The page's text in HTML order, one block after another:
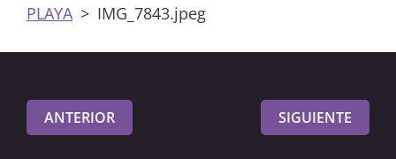
PLAYA > IMG_7843.jpeg
ANTERIOR SIGUIENTE